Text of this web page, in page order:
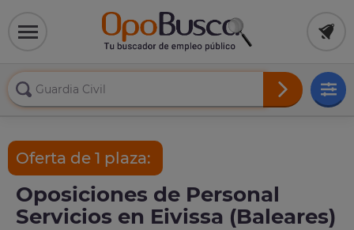
Oferta de 1 plaza:
Oposiciones de Personal
Servicios en Eivissa (Baleares)